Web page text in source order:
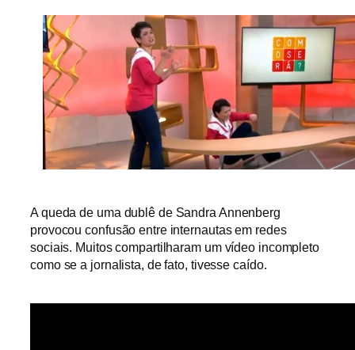
A queda de uma dublê de Sandra Annenberg
provocou confusão entre internautas em redes
sociais. Muitos compartilharam um vídeo incompleto
como se a jornalista, de fato, tivesse caído.